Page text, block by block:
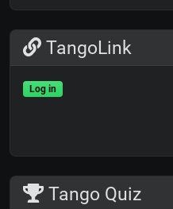
TangoLink
Log in
Tango Quiz